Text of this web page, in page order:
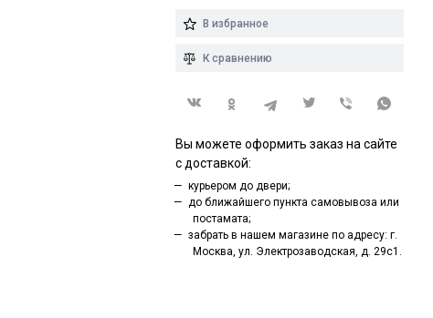
В избранное
К сравнению
Вы можете оформить заказ на сайте
с доставкой:
курьером до двери;
до ближайшего пункта самовывоза или
постамата;
забрать в нашем магазине по адресу: г.
Москва, ул. Электрозаводская, д. 29с1.